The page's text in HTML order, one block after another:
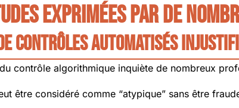
exprimées par de
contrôles automatisés
contrôle algorithmique inquiète de nombreux
être considéré comme “atypique” sans être